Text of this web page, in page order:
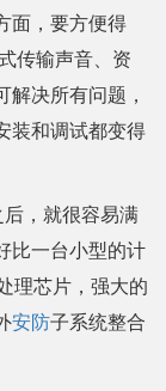
面，要方便得
传输声音、资
决所有问题，
装和调试都变得
，就很容易满
比一台小型的计
理芯片，强大的
安防子系统整合